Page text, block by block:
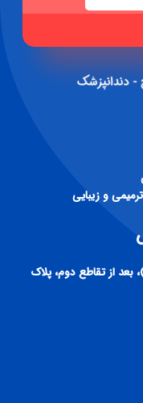
و زيبايی
از تقاطع دوم، پلاک